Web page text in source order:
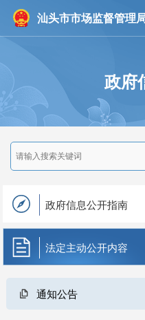
汕头市市场监督管理
政府
政府信息公开指南
法定主动公开内容
通知公告